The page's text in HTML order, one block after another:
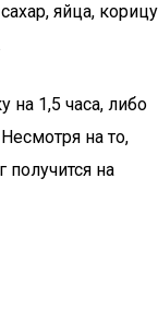
яйца, корицу
на 1,5 часа, либо
на то,
получится на